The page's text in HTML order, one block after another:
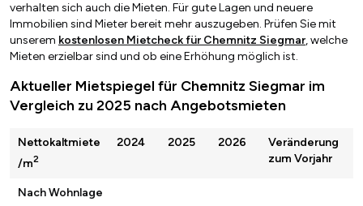
verhalten sich auch die Mieten. Für gute Lagen und neuere
Immobilien sind Mieter bereit mehr auszugeben. Prüfen Sie mit
unserem kostenlosen Mietcheck für Chemnitz Siegmar, welche
Mieten erzielbar sind und ob eine Erhöhung möglich ist.
Aktueller Mietspiegel für Chemnitz Siegmar im
Vergleich zu 2025 nach Angebotsmieten
Nettokaltmiete
/m2
2024 2025 2026
Veränderung
zum Vorjahr
Nach Wohnlage